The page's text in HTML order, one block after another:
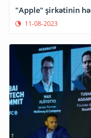
"Apple" şirkətinin
11-08-2023